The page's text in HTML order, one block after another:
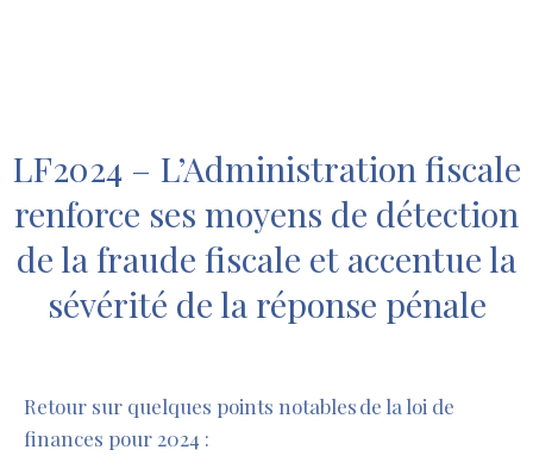
LF2024 – L’Administration fiscale
renforce ses moyens de détection
de la fraude fiscale et accentue la
sévérité de la réponse pénale
Retour sur quelques points notables de la loi de
finances pour 2024 :